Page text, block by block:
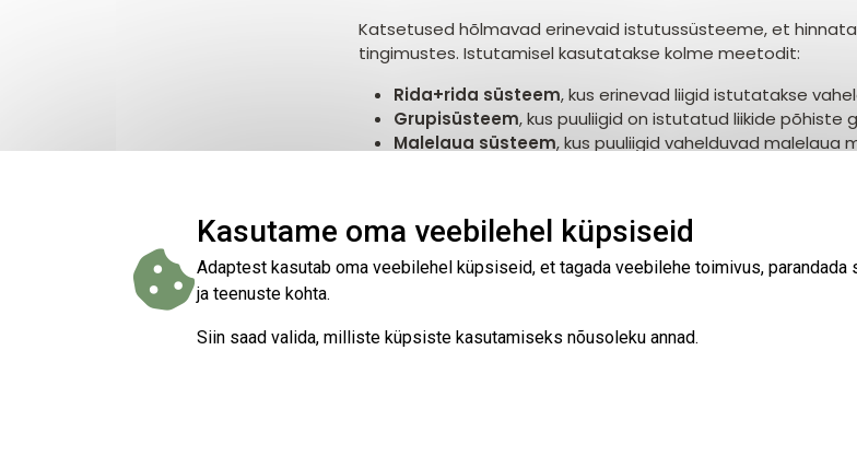
Katsetused hõlmavad erinevaid istutussüsteeme, et
tingimustes. Istutamisel kasutatakse kolme meetodit:
Rida+rida süsteem, kus erinevad liigid istutatakse
Grupisüsteem, kus puuliigid on istutatud liikide põhiste
Malelaua süsteem, kus puuliigid vahelduvad malelaua
suremuse ja kasvu hindamine, viidi läbi kevadel ja sügisel
pikaajalisi andmeid.
Kasutame oma veebilehel küpsiseid
Adaptest kasutab oma veebilehel küpsiseid, et tagada veebilehe toimivus,
ja teenuste kohta.
Siin saad valida, milliste küpsiste kasutamiseks nõusoleku annad.